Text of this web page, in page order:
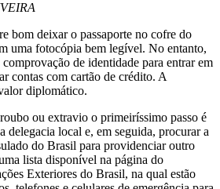
bom deixar o passaporte no cofre do
uma fotocópia bem legível. No entanto,
de identidade para entrar em
contas com cartão de crédito. A
diplomático.
ou extravio o primeiríssimo passo é
delegacia local e, em seguida, procurar a
do Brasil para providenciar outro
lista disponível na página do
Exteriores do Brasil, na qual estão